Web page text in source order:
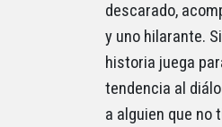
descarado,
y uno hilarante.
historia juega
tendencia al
a alguien que no